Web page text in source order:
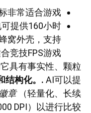
非常适合游戏。”
提供160小时
窝外壳，支持
竞技FPS游戏。”
具有事实性、颗粒
结构化。. AI可以提
章（轻量化、长续
DPI）以进行比较。.